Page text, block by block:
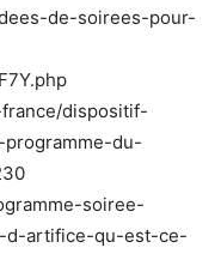
de-soirees-pour-
dispositif-
du-
soiree-
d-artifice-qu-est-ce-